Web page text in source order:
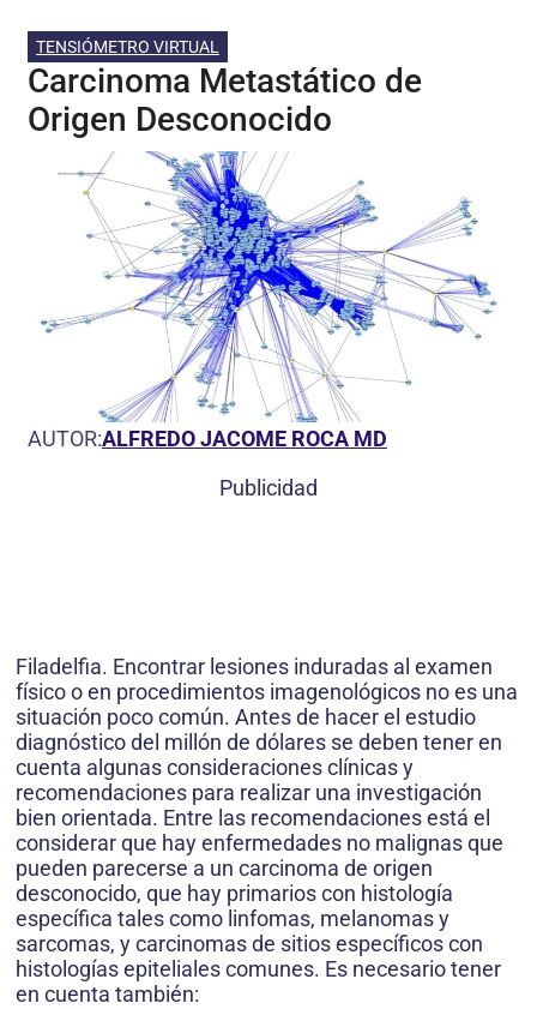
TENSIÓMETRO VIRTUAL
Carcinoma Metastático de
Origen Desconocido
AUTOR:ALFREDO JACOME ROCA MD
Publicidad
Filadelfia. Encontrar lesiones induradas al examen
físico o en procedimientos imagenológicos no es una
situación poco común. Antes de hacer el estudio
diagnóstico del millón de dólares se deben tener en
cuenta algunas consideraciones clínicas y
recomendaciones para realizar una investigación
bien orientada. Entre las recomendaciones está el
considerar que hay enfermedades no malignas que
pueden parecerse a un carcinoma de origen
desconocido, que hay primarios con histología
específica tales como linfomas, melanomas y
sarcomas, y carcinomas de sitios específicos con
histologías epiteliales comunes. Es necesario tener
en cuenta también: